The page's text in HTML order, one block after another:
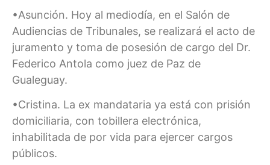
•Asunción. Hoy al mediodía, en el Salón de
Audiencias de Tribunales, se realizará el acto de
juramento y toma de posesión de cargo del Dr.
Federico Antola como juez de Paz de
Gualeguay.
•Cristina. La ex mandataria ya está con prisión
domiciliaria, con tobillera electrónica,
inhabilitada de por vida para ejercer cargos
públicos.